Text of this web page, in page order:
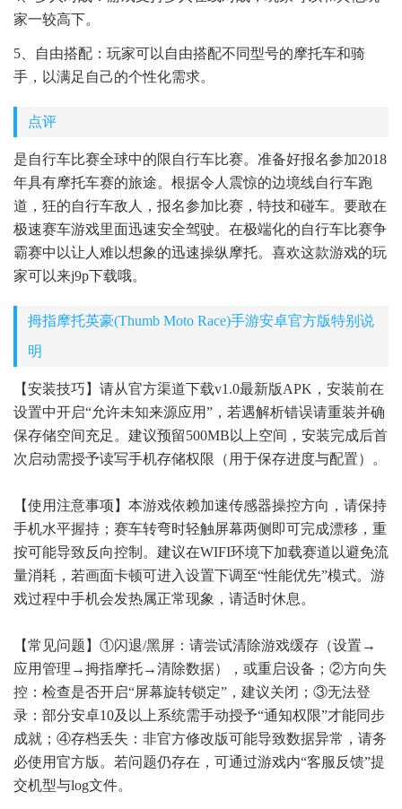
家一较高下。
5、自由搭配：玩家可以自由搭配不同型号的摩托车和骑
手，以满足自己的个性化需求。
点评
是自行车比赛全球中的限自行车比赛。准备好报名参加2018
年具有摩托车赛的旅途。根据令人震惊的边境线自行车跑
道，狂的自行车敌人，报名参加比赛，特技和碰车。要敢在
极速赛车游戏里面迅速安全驾驶。在极端化的自行车比赛争
霸赛中以让人难以想象的迅速操纵摩托。喜欢这款游戏的玩
家可以来j9p下载哦。
拇指摩托英豪(Thumb Moto Race)手游安卓官方版特别说
明
【安装技巧】请从官方渠道下载v1.0最新版APK，安装前在
设置中开启“允许未知来源应用”，若遇解析错误请重装并确
保存储空间充足。建议预留500MB以上空间，安装完成后首
次启动需授予读写手机存储权限（用于保存进度与配置）。
【使用注意事项】本游戏依赖加速传感器操控方向，请保持
手机水平握持；赛车转弯时轻触屏幕两侧即可完成漂移，重
按可能导致反向控制。建议在WIFI环境下加载赛道以避免流
量消耗，若画面卡顿可进入设置下调至“性能优先”模式。游
戏过程中手机会发热属正常现象，请适时休息。
【常见问题】①闪退/黑屏：请尝试清除游戏缓存（设置→
应用管理→拇指摩托→清除数据），或重启设备；②方向失
控：检查是否开启“屏幕旋转锁定”，建议关闭；③无法登
录：部分安卓10及以上系统需手动授予“通知权限”才能同步
成就；④存档丢失：非官方修改版可能导致数据异常，请务
必使用官方版。若问题仍存在，可通过游戏内“客服反馈”提
交机型与log文件。